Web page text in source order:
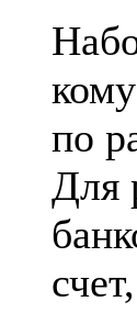
по
Для